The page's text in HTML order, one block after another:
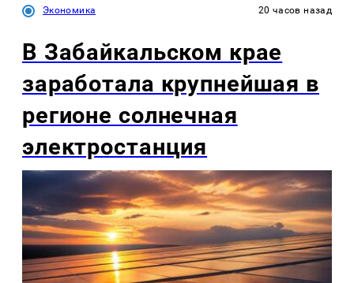
Экономика 20 часов назад
В Забайкальском крае
заработала крупнейшая в
регионе солнечная
электростанция